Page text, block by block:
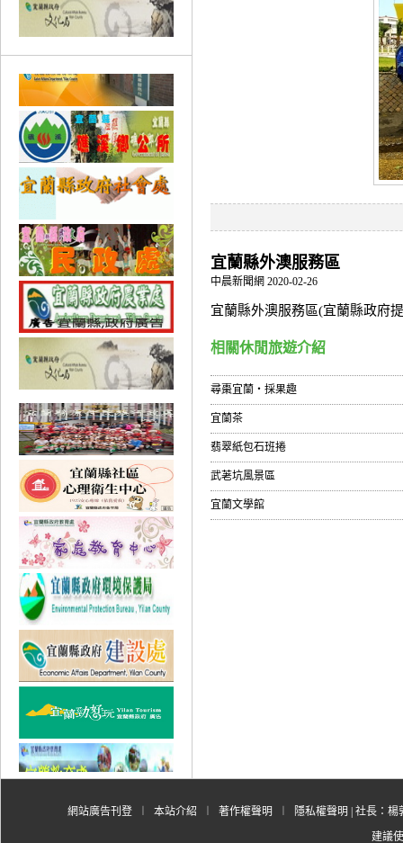
宜蘭縣外澳服務區
中晨新聞網 2020-02-26
宜蘭縣外澳服務區(宜蘭縣政府
相關休閒旅遊介紹
尋棗宜蘭‧採果趣
宜蘭茶
翡翠紙包石班捲
武荖坑風景區
宜蘭文學館
網站廣告刊登 本站介紹 著作權聲明 隱私權聲明 | 社長：
建議